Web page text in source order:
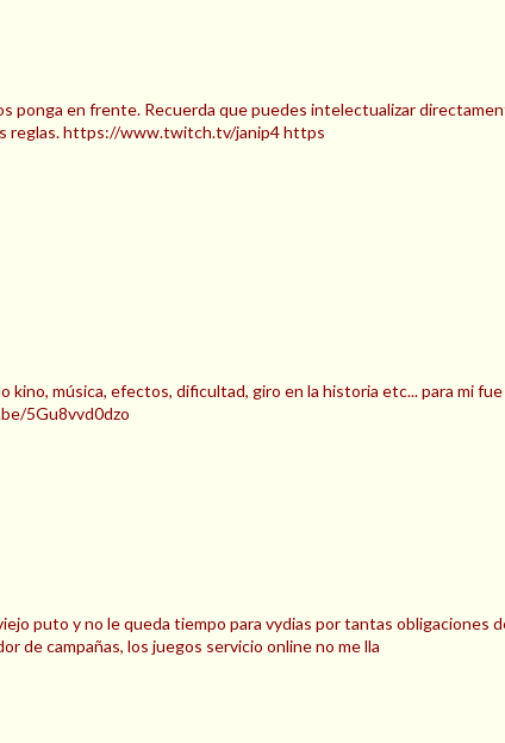
ponga en frente. Recuerda que puedes intelectualizar
reglas. https://www.twitch.tv/janip4 https
música, efectos, dificultad, giro en la historia etc... para mi
5Gu8vvd0dzo
puto y no le queda tiempo para vydias por tantas obligaciones
de campañas, los juegos servicio online no me lla